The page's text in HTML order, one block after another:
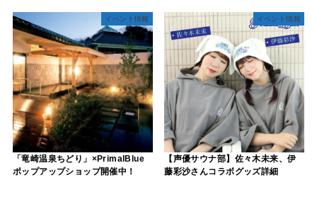
イベント情報
「竜崎温泉ちどり」×PrimalBlue
ポップアップショップ開催中！
イベント情報
【声優サウナ部】佐々木未来、伊
藤彩沙さんコラボグッズ詳細